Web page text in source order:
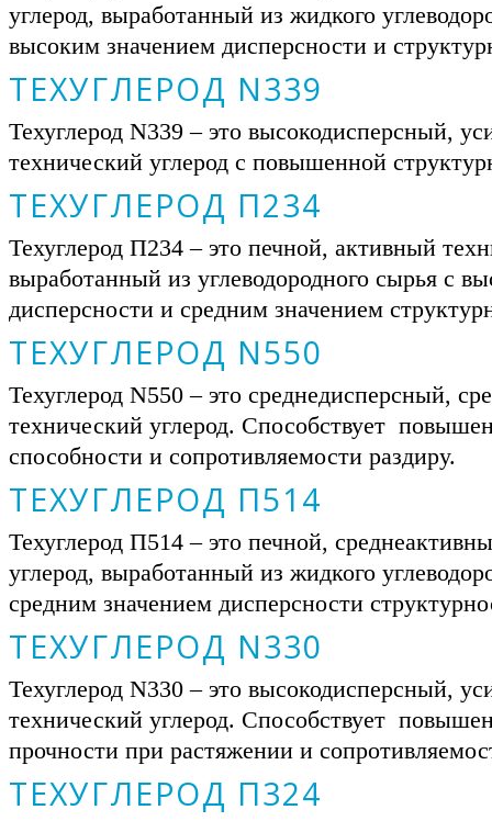
углерод, выработанный из жидкого
высоким значением дисперсности и
ТЕХУГЛЕРОД N339
Техуглерод N339 – это высокодисперсный,
технический углерод с повышенной
ТЕХУГЛЕРОД П234
Техуглерод П234 – это печной, активный
выработанный из углеводородного сырья с
дисперсности и средним значением
ТЕХУГЛЕРОД N550
Техуглерод N550 – это среднедисперсный,
технический углерод. Способствует
способности и сопротивляемости раздиру.
ТЕХУГЛЕРОД П514
Техуглерод П514 – это печной,
углерод, выработанный из жидкого
средним значением дисперсности
ТЕХУГЛЕРОД N330
Техуглерод N330 – это высокодисперсный,
технический углерод. Способствует
прочности при растяжении и
ТЕХУГЛЕРОД П324